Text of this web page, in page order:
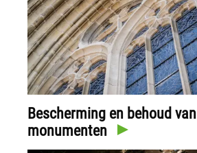
Bescherming en behoud van
monumenten